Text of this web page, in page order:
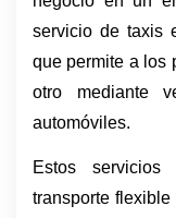
servicio de taxis
que permite a los
otro mediante
automóviles.
Estos
transporte